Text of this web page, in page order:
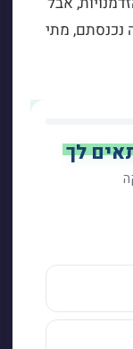
נכנסתם, מתי